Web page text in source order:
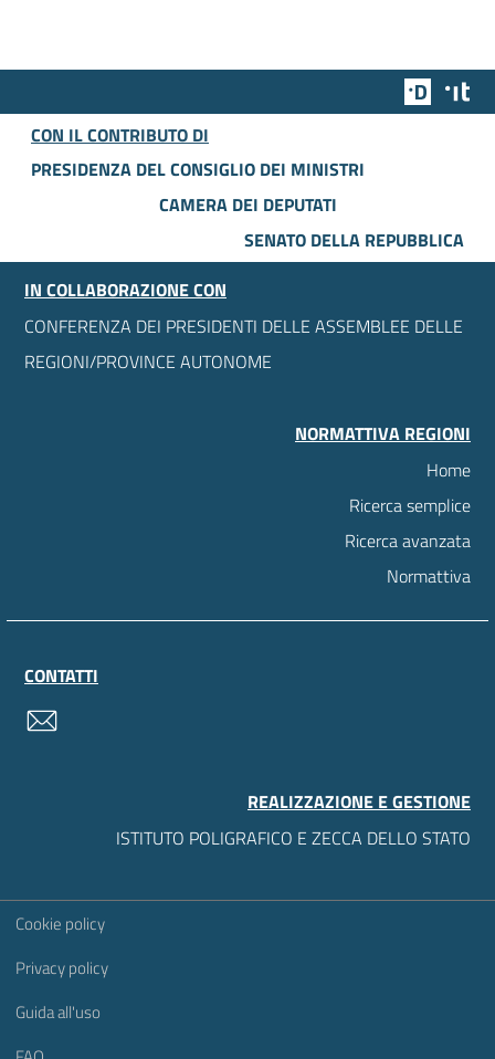
Team
CON IL CONTRIBUTO DI
PRESIDENZA DEL CONSIGLIO DEI MINISTRI
CAMERA DEI DEPUTATI
SENATO DELLA REPUBBLICA
IN COLLABORAZIONE CON
CONFERENZA DEI PRESIDENTI DELLE ASSEMBLEE DELLE
REGIONI/PROVINCE AUTONOME
NORMATTIVA REGIONI
Home
Ricerca semplice
Ricerca avanzata
Normattiva
CONTATTI
REALIZZAZIONE E GESTIONE
ISTITUTO POLIGRAFICO E ZECCA DELLO STATO
Sezione Link Utili
Cookie policy
Privacy policy
Guida all'uso